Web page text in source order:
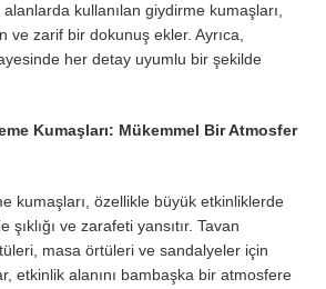
kullanılan giydirme kumaşları,
ve zarif bir dokunuş ekler. Ayrıca,
her detay uyumlu bir şekilde
Kumaşları: Mükemmel Bir Atmosfer
kumaşları, özellikle büyük etkinliklerde
ve zarafeti yansıtır. Tavan
masa örtüleri ve sandalyeler için
etkinlik alanını bambaşka bir atmosfere